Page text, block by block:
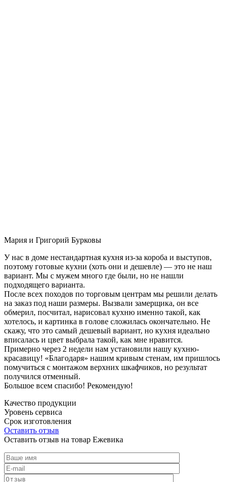
Мария и Григорий Бурковы
У нас в доме нестандартная кухня из-за короба и выступов,
поэтому готовые кухни (хоть они и дешевле) — это не наш
вариант. Мы с мужем много где были, но не нашли
подходящего варианта.
После всех походов по торговым центрам мы решили делать
на заказ под наши размеры. Вызвали замерщика, он все
обмерил, посчитал, нарисовал кухню именно такой, как
хотелось, и картинка в голове сложилась окончательно. Не
скажу, что это самый дешевый вариант, но кухня идеально
вписалась и цвет выбрала такой, как мне нравится.
Примерно через 2 недели нам установили нашу кухню-
красавицу! «Благодаря» нашим кривым стенам, им пришлось
помучиться с монтажом верхних шкафчиков, но результат
получился отменный.
Большое всем спасибо! Рекомендую!
Качество продукции
Уровень сервиса
Срок изготовления
Оставить отзыв
Оставить отзыв на товар Ежевика